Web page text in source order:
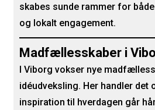
skabes sunde rammer for
og lokalt engagement.
Madfællesskaber i
I Viborg vokser nye
idéudveksling. Her handler
inspiration til hverdagen går